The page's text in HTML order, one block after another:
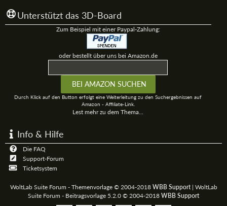
Unterstützt das 3D-Board
Zum Beispiel mit einer Paypal-Zahlung:
oder bestellt über uns bei Amazon.de
Durch Klick auf den Button erfolgt eine Weiterleitung zu den Suchergebnissen auf
Amazon - Affiliate-Link.
Lest mehr zu dem Thema...
Info & Hilfe
Die FAQ
Support-Forum
Ticketsystem
WoltLab Suite Forum - Themenvorlage © 2004-2018 WBB Support| WoltLab
Suite Forum - Beitragsvorlage 5.2.0 © 2004-2018 WBB Support